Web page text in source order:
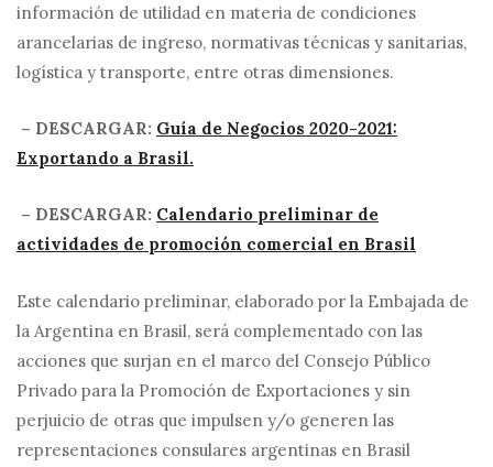
información de utilidad en materia de condiciones
arancelarias de ingreso, normativas técnicas y sanitarias,
logística y transporte, entre otras dimensiones.
– DESCARGAR: Guía de Negocios 2020-2021:
Exportando a Brasil.
– DESCARGAR: Calendario preliminar de
actividades de promoción comercial en Brasil
Este calendario preliminar, elaborado por la Embajada de
la Argentina en Brasil, será complementado con las
acciones que surjan en el marco del Consejo Público
Privado para la Promoción de Exportaciones y sin
perjuicio de otras que impulsen y/o generen las
representaciones consulares argentinas en Brasil